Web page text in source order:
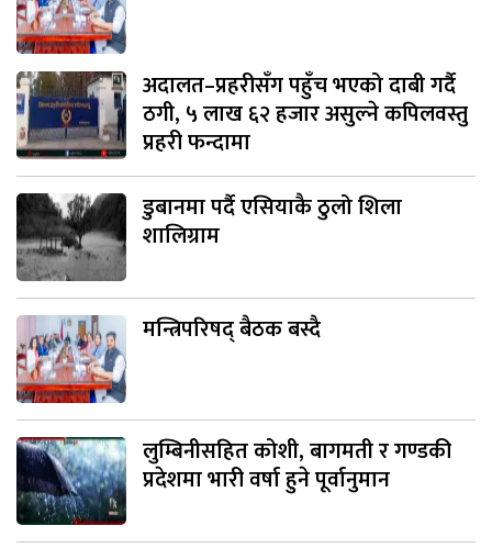
अदालत–प्रहरीसँग पहुँच भएको दाबी गर्दै
ठगी, ५ लाख ६२ हजार असुल्ने कपिलवस्तु
प्रहरी फन्दामा
डुबानमा पर्दै एसियाकै ठुलो शिला
शालिग्राम
मन्त्रिपरिषद् बैठक बस्दै
लुम्बिनीसहित कोशी, बागमती र गण्डकी
प्रदेशमा भारी वर्षा हुने पूर्वानुमान